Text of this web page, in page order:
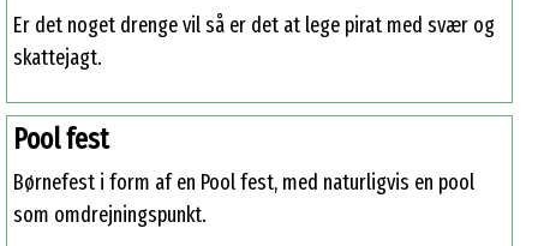
Er det noget drenge vil så er det at lege pirat med svær og
skattejagt.
Pool fest
Børnefest i form af en Pool fest, med naturligvis en pool
som omdrejningspunkt.